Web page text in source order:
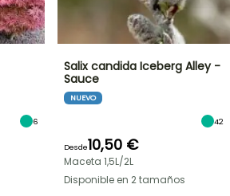
6
Salix candida Iceberg Alley -
Sauce
NUEVO
42
Desde10,50 €
Maceta 1,5L/2L
Disponible en 2 tamaños